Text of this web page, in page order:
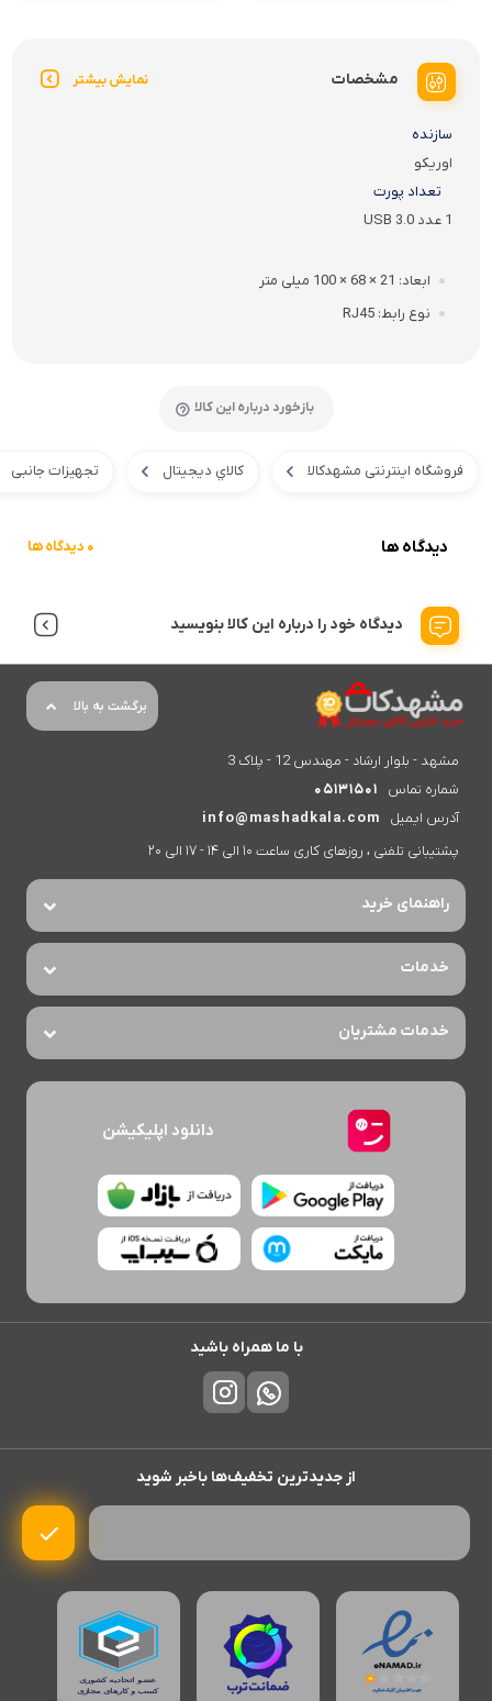
مشخصات نمایش بیشتر
سازنده
اوریکو
تعداد پورت
1 عدد USB 3.0
ابعاد 21 × 68 × 100 میلی متر
نوع رابط RJ45
بازخورد درباره این کالا
فروشگاه اینترنتی مشهدکالا کالاي ديجيتال تجهیزات جانبی
دیدگاه ها 0 دیدگاه ها
دیدگاه خود را درباره این کالا بنویسید
برگشت به بالا
مشهد - بلوار ارشاد - مهندس 12 - پلاک 3
شماره تماس
05131501
آدرس ایمیل
info@mashadkala.com
پشتیبانی تلفنی ، روزهای کاری ساعت 10 الی 14 - 17 الی 20
راهنمای خرید
خدمات
خدمات مشتریان
دانلود اپلیکیشن
با ما همراه باشید
از جدیدترین تخفیف‌ها باخبر شوید